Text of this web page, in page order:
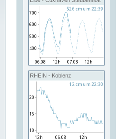
RHEIN - Koblenz